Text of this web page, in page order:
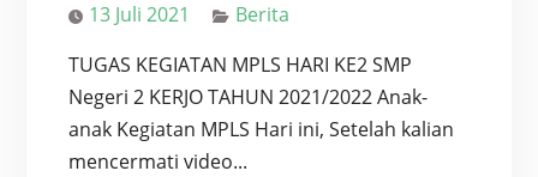
13 Juli 2021
Berita
TUGAS KEGIATAN MPLS HARI KE2 SMP
Negeri 2 KERJO TAHUN 2021/2022 Anak-
anak Kegiatan MPLS Hari ini, Setelah kalian
mencermati video...